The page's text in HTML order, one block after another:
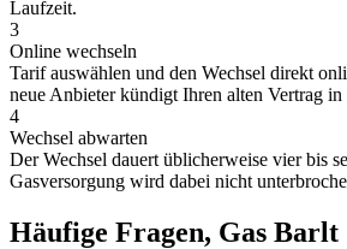
Laufzeit.
3
Online wechseln
Tarif auswählen und den Wechsel direkt
neue Anbieter kündigt Ihren alten Vertrag in
4
Wechsel abwarten
Der Wechsel dauert üblicherweise vier bis
Gasversorgung wird dabei nicht
Häufige Fragen, Gas Barlt